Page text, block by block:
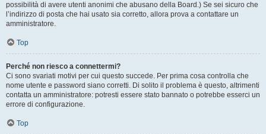
possibilità di avere utenti anonimi che abusano della Board.) Se sei sicuro che
l’indirizzo di posta che hai usato sia corretto, allora prova a contattare un
amministratore.
Top
Perché non riesco a connettermi?
Ci sono svariati motivi per cui questo succede. Per prima cosa controlla che
nome utente e password siano corretti. Di solito il problema è questo, altrimenti
contatta un amministratore: potresti essere stato bannato o potrebbe esserci un
errore di configurazione.
Top